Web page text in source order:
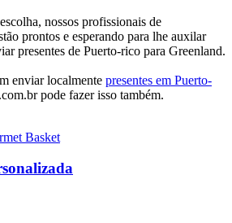
nossos profissionais de
prontos e esperando para lhe auxilar
presentes de Puerto-rico para Greenland.
enviar localmente presentes em Puerto-
pode fazer isso também.